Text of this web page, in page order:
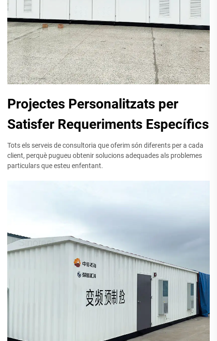
Projectes Personalitzats per
Satisfer Requeriments Específics
Tots els serveis de consultoria que oferim són diferents per a cada
client, perquè pugueu obtenir solucions adequades als problemes
particulars que esteu enfentant.